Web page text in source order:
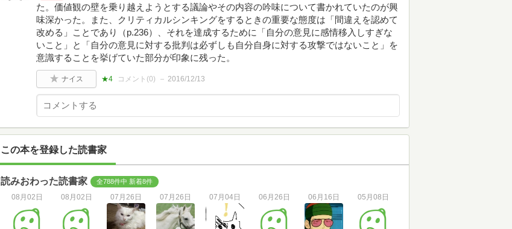
た。価値観の壁を乗り越えようとする議論やその内容の吟味について書かれていたのが興
味深かった。また、クリティカルシンキングをするときの重要な態度は「間違えを認めて
改める」ことであり（p.236）、それを達成するために「自分の意見に感情移入しすぎな
いこと」と「自分の意見に対する批判は必ずしも自分自身に対する攻撃ではないこと」を
意識することを挙げていた部分が印象に残った。
ナイス ★4 コメント(0) 2016/12/13
この本を登録した読書家
読みおわった読書家 全788件中 新着8件
08月02日 08月02日 07月26日 07月26日 07月04日 06月26日 06月16日 05月08日